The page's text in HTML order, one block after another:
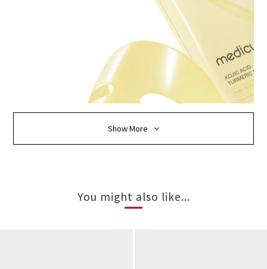
Show More
You might also like...